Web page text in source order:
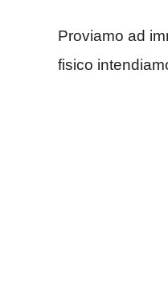
Proviamo ad
fisico